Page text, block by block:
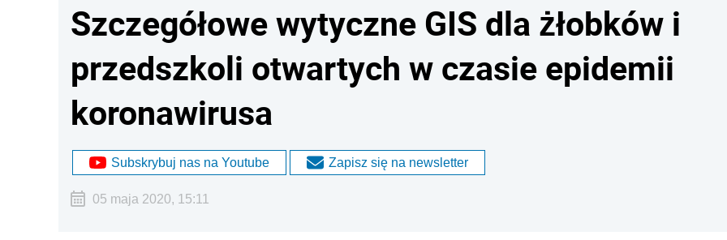
Szczegółowe wytyczne GIS dla żłobków i
przedszkoli otwartych w czasie epidemii
koronawirusa
Subskrybuj nas na Youtube Zapisz się na newsletter
05 maja 2020, 15:11